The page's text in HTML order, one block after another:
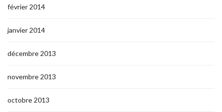
février 2014
janvier 2014
décembre 2013
novembre 2013
octobre 2013